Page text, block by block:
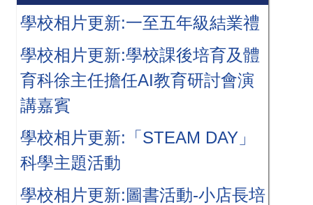
學校相片更新:一至五年級結業禮
學校相片更新:學校課後培育及體
育科徐主任擔任AI教育研討會演
講嘉賓
學校相片更新:「STEAM DAY」
科學主題活動
學校相片更新:圖書活動-小店長培